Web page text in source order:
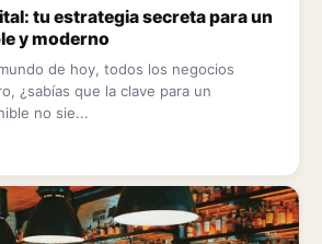
tu estrategia secreta para un
y moderno
de hoy, todos los negocios
¿sabías que la clave para un
no sie...